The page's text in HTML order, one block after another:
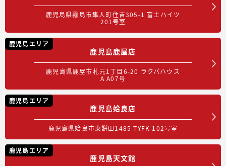
鹿児島県霧島市隼人町住吉305-1 富士ハイツ
201号室
鹿児島エリア
鹿児島鹿屋店
鹿児島県鹿屋市札元1丁目6-20 ラクパハウス
A A07号
鹿児島エリア
鹿児島姶良店
鹿児島県姶良市東餅田1485 TYFK 102号室
鹿児島エリア
鹿児島天文館